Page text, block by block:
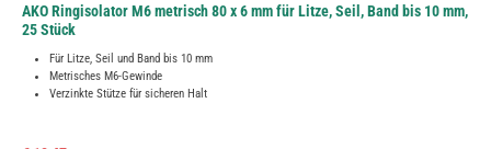
AKO Ringisolator M6 metrisch 80 x 6 mm für Litze, Seil, Band bis 10 mm,
25 Stück
Für Litze, Seil und Band bis 10 mm
Metrisches M6-Gewinde
Verzinkte Stütze für sicheren Halt